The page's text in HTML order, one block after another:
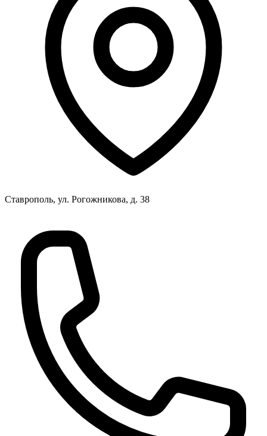
Ставрополь, ул. Рогожникова, д. 38